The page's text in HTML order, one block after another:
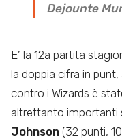
Dejounte
E’ la 12a partita
la doppia cifra in
contro i Wizards è
altrettanto importanti
Johnson (32 punti,